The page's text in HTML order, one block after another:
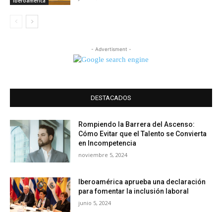
- Advertisment -
DESTACADOS
Rompiendo la Barrera del Ascenso:
Cómo Evitar que el Talento se Convierta
en Incompetencia
noviembre 5, 2024
Iberoamérica aprueba una declaración
para fomentar la inclusión laboral
junio 5, 2024